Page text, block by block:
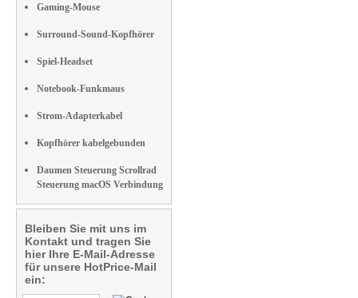
Gaming-Mouse
Surround-Sound-Kopfhörer
Spiel-Headset
Notebook-Funkmaus
Strom-Adapterkabel
Kopfhörer kabelgebunden
Daumen Steuerung Scrollrad
Steuerung macOS Verbindung
Bleiben Sie mit uns im
Kontakt und tragen Sie
hier Ihre E-Mail-Adresse
für unsere HotPrice-Mail
ein: